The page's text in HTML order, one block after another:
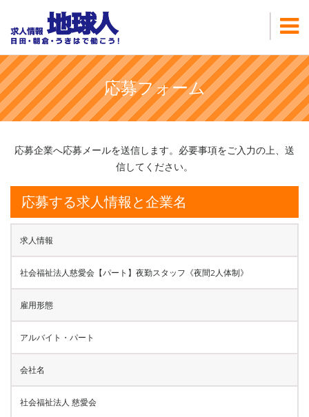
応募フォーム
応募企業へ応募メールを送信します。必要事項をご入力の上、送
信してください。
応募する求人情報と企業名
求人情報
社会福祉法人慈愛会【パート】夜勤スタッフ《夜間2人体制》
雇用形態
アルバイト・パート
会社名
社会福祉法人 慈愛会